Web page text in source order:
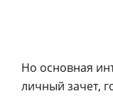
Но основная
личный зачет,